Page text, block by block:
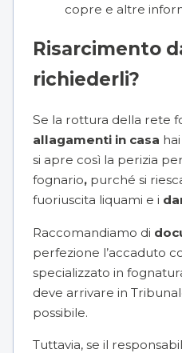
copre e altre
Risarcimento
richiederli?
Se la rottura della rete
allagamenti in casa
si apre così la perizia
fognario, purché si
fuoriuscita liquami e i
Raccomandiamo di
perfezione l’accaduto
specializzato in
deve arrivare in
possibile.
Tuttavia, se il